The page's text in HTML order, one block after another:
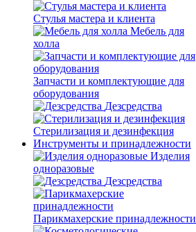
Стулья мастера и клиента
Мебель для
холла
Запчасти и комплектующие для
оборудования
Дезсредства
Стерилизация и дезинфекция
Инструменты и принадлежности
Изделия
одноразовые
Дезсредства
Парикмахерские принадлежности